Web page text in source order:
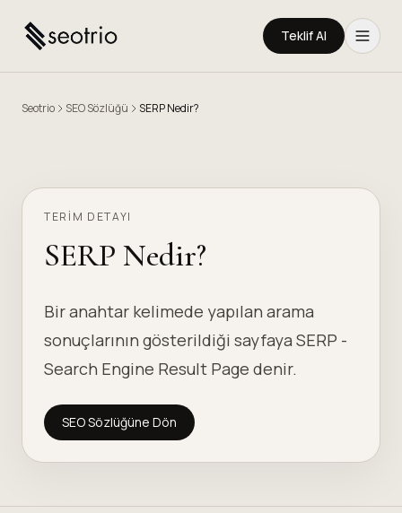
Teklif Al
Seotrio SEO Sözlüğü SERP Nedir?
TERIM DETAYI
SERP Nedir?
Bir anahtar kelimede yapılan arama
sonuçlarının gösterildiği sayfaya SERP -
Search Engine Result Page denir.
SEO Sözlüğüne Dön